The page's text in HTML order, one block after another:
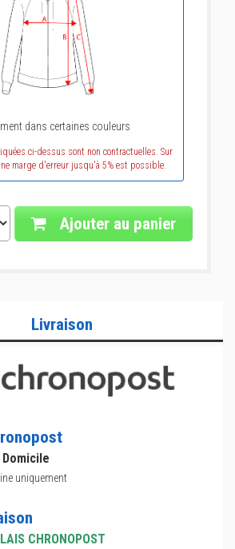
dans certaines couleurs
ci-dessus sont non contractuelles. Sur
marge d'erreur jusqu'à 5% est possible.
Ajouter au panier
Livraison
uniquement
CHRONOPOST